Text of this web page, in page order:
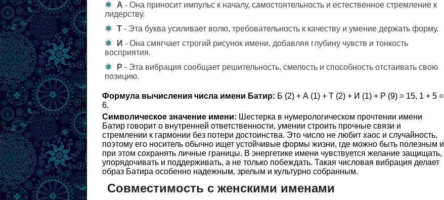
А - Она приносит импульс к началу, самостоятельность и естественное стремление к
лидерству.
Т - Эта буква усиливает волю, требовательность к качеству и умение держать форму.
И - Она смягчает строгий рисунок имени, добавляя глубину чувств и тонкость
восприятия.
Р - Эта вибрация сообщает решительность, смелость и способность отстаивать свою
позицию.
Формула вычисления числа имени Батир: Б (2) + А (1) + Т (2) + И (1) + Р (9) = 15, 1 + 5 =
6.
Символическое значение имени: Шестерка в нумерологическом прочтении имени
Батир говорит о внутренней ответственности, умении строить прочные связи и
стремлении к гармонии без потери достоинства. Это число не любит хаос и случайность,
поэтому его носитель обычно ищет устойчивые формы жизни, где можно быть полезным и
при этом сохранять личные границы. В энергетике имени чувствуется желание защищать,
упорядочивать и поддерживать, а не только побеждать. Такая числовая вибрация делает
образ Батира особенно надежным, зрелым и культурно собранным.
Совместимость с женскими именами